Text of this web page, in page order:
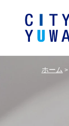
ホーム >